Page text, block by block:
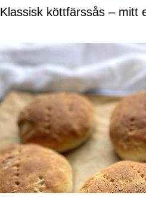
Klassisk köttfärssås – mitt